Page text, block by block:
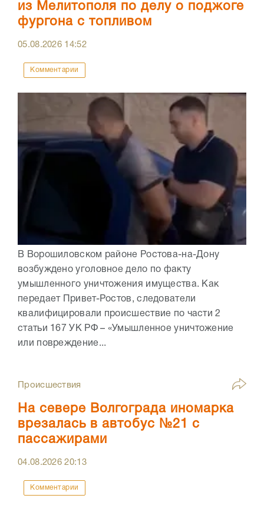
из Мелитополя по делу о поджоге
фургона с топливом
05.08.2026 14:52
Комментарии
В Ворошиловском районе Ростова-на-Дону
возбуждено уголовное дело по факту
умышленного уничтожения имущества. Как
передает Привет-Ростов, следователи
квалифицировали происшествие по части 2
статьи 167 УК РФ – «Умышленное уничтожение
или повреждение...
Происшествия
На севере Волгограда иномарка
врезалась в автобус №21 с
пассажирами
04.08.202620:13
Комментарии